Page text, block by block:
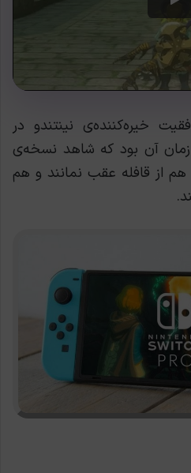
خیره‌کننده‌ی نینتندو در
آن بود که شاهد نسخه‌ی
هم از قافله عقب نمانند و هم